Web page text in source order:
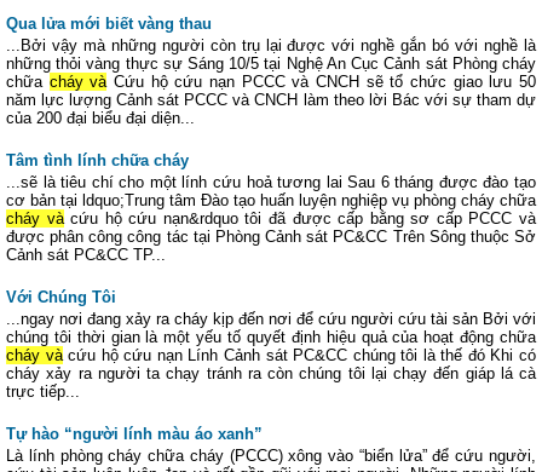
Qua lửa mới biết vàng thau
...Bởi vậy mà những người còn trụ lại được với nghề gắn bó với nghề là
những thỏi vàng thực sự Sáng 10/5 tại Nghệ An Cục Cảnh sát Phòng cháy
chữa cháy vàCứu hộ cứu nạn PCCC và CNCH sẽ tổ chức giao lưu 50
năm lực lượng Cảnh sát PCCC và CNCH làm theo lời Bác với sự tham dự
của 200 đại biểu đại diện...
Tâm tình lính chữa cháy
...sẽ là tiêu chí cho một lính cứu hoả tương lai Sau 6 tháng được đào tạo
cơ bản tại ldquo;Trung tâm Đào tạo huấn luyện nghiệp vụ phòng cháy chữa
cháy vàcứu hộ cứu nạn&rdquo tôi đã được cấp bằng sơ cấp PCCC và
được phân công công tác tại Phòng Cảnh sát PC&CC Trên Sông thuộc Sở
Cảnh sát PC&CC TP...
Với Chúng Tôi
...ngay nơi đang xảy ra cháy kịp đến nơi để cứu người cứu tài sản Bởi với
chúng tôi thời gian là một yếu tố quyết định hiệu quả của hoạt động chữa
cháy vàcứu hộ cứu nạn Lính Cảnh sát PC&CC chúng tôi là thế đó Khi có
cháy xảy ra người ta chạy tránh ra còn chúng tôi lại chạy đến giáp lá cà
trực tiếp...
Tự hào “người lính màu áo xanh”
Là lính phòng cháy chữa cháy (PCCC) xông vào “biển lửa” để cứu người,